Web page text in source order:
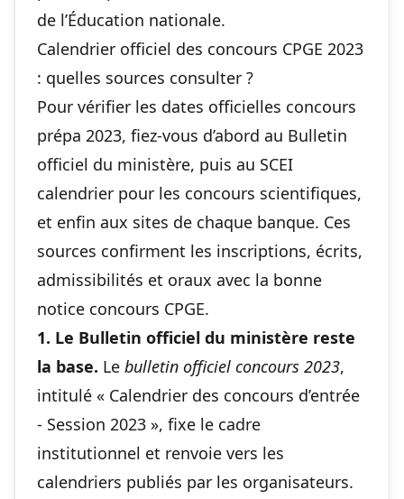
de l’Éducation nationale.
Calendrier officiel des concours CPGE 2023
: quelles sources consulter ?
Pour vérifier les dates officielles concours
prépa 2023, fiez-vous d’abord au Bulletin
officiel du ministère, puis au SCEI
calendrier pour les concours scientifiques,
et enfin aux sites de chaque banque. Ces
sources confirment les inscriptions, écrits,
admissibilités et oraux avec la bonne
notice concours CPGE.
1. Le Bulletin officiel du ministère reste
la base. Le bulletin officiel concours 2023,
intitulé « Calendrier des concours d’entrée
- Session 2023 », fixe le cadre
institutionnel et renvoie vers les
calendriers publiés par les organisateurs.